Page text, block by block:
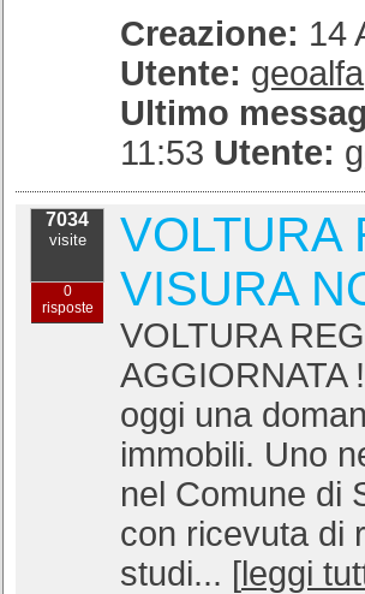
Creazione: 14
Utente: geoalfa
Ultimo
11:53 Utente:
7034
visite
0
risposte
VOLTURA
VISURA
VOLTURA
AGGIORNATA
oggi una
immobili. Uno
nel Comune di
con ricevuta di
studi... [leggi